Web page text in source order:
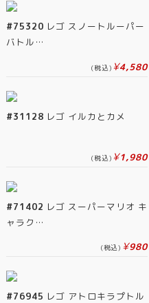
#75320 レゴ スノートルーパー
バトル…
(税込) ¥4,580
#31128 レゴ イルカとカメ
(税込) ¥1,980
#71402 レゴ スーパーマリオ キ
ャラク…
(税込) ¥980
#76945 レゴ アトロキラプトル